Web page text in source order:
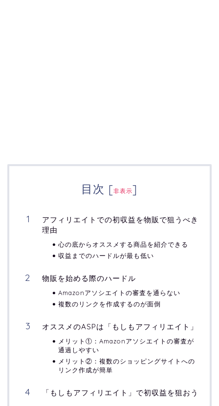
目次 [非表示]
アフィリエイトでの初収益を物販で狙うべき
理由
心の底からオススメする商品を紹介できる
収益までのハードルが最も低い
物販を始める際のハードル
Amazonアソシエイトの審査を通らない
複数のリンクを作成するのが面倒
オススメのASPは「もしもアフィリエイト」
メリット①：Amazonアソシエイトの審査が
通過しやすい
メリット②：複数のショッピングサイトへの
リンク作成が簡単
「もしもアフィリエイト」で初収益を狙おう